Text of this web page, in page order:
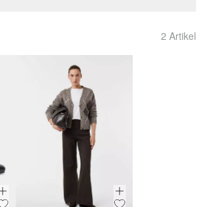
2 Artikel